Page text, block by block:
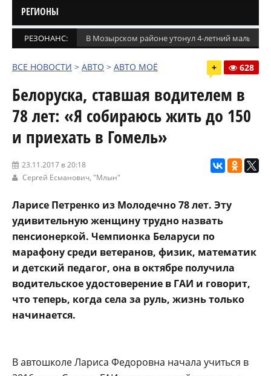
РЕГИОНЫ
РЕЗОНАНС: В Мозырском районе утонул 4-летний мальчик
ВСЕ НОВОСТИ > АВТО > АВТО МОЁ + 628
Белоруска, ставшая водителем в
78 лет: «Я собираюсь жить до 150
и приехать в Гомель»
23.11.2017 в 20:18
Сергей Есманович, "Млын"
Ларисе Петренко из Молодечно 78 лет. Эту
удивительную женщину трудно назвать
пенсионеркой. Чемпионка Беларуси по
марафону среди ветеранов, физик, математик
и детский педагог, она в октябре получила
водительское удостоверение в ГАИ и говорит,
что теперь, когда села за руль, жизнь только
начинается.
В автошколе Лариса Федоровна начала учиться в